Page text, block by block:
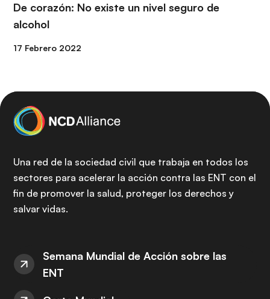
De corazón: No existe un nivel seguro de
alcohol
17 Febrero 2022
Una red de la sociedad civil que trabaja en todos los
sectores para acelerar la acción contra las ENT con el
fin de promover la salud, proteger los derechos y
salvar vidas.
Semana Mundial de Acción sobre las
ENT